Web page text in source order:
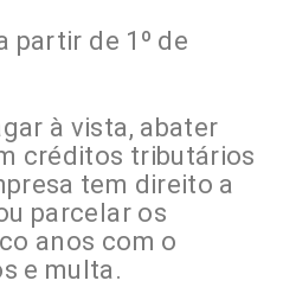
partir de 1º de
à vista, abater
créditos tributários
tem direito a
parcelar os
anos com o
e multa.